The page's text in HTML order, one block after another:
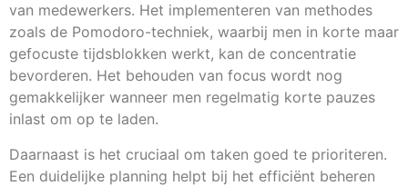
van medewerkers. Het implementeren van methodes
zoals de Pomodoro-techniek, waarbij men in korte maar
gefocuste tijdsblokken werkt, kan de concentratie
bevorderen. Het behouden van focus wordt nog
gemakkelijker wanneer men regelmatig korte pauzes
inlast om op te laden.
Daarnaast is het cruciaal om taken goed te prioriteren.
Een duidelijke planning helpt bij het efficiënt beheren